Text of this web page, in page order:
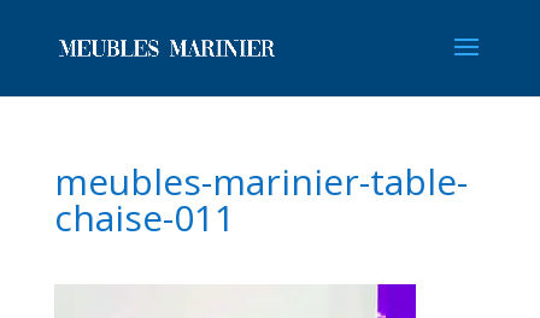
meubles-marinier-table-
chaise-011